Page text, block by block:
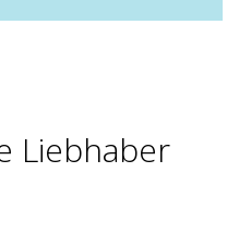
Liebhaber